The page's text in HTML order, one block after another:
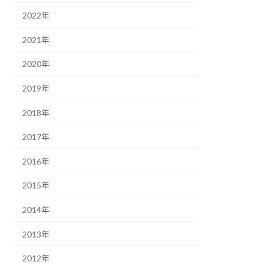
2022年
2021年
2020年
2019年
2018年
2017年
2016年
2015年
2014年
2013年
2012年